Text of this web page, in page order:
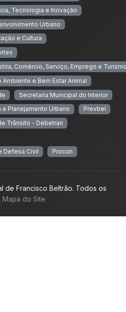
Tecnologia e Inovação
Urbano
e Cultura
Comércio, Serviço, Emprego e
e Bem Estar Animal
Secretaria Municipal do Interior
Planejamento Urbano
Prevbel
Trânsito - Debetran
Defesa Civil
Procon
de Francisco Beltrão. Todos os
Mapa do Site